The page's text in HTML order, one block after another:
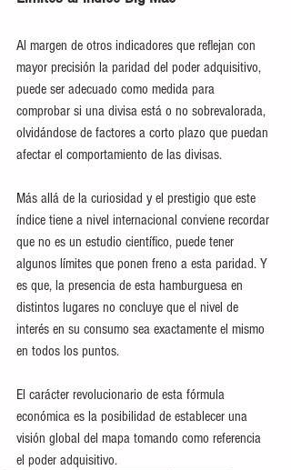
Al margen de otros indicadores que reflejan con
mayor precisión la paridad del poder adquisitivo,
puede ser adecuado como medida para
comprobar si una divisa está o no sobrevalorada,
olvidándose de factores a corto plazo que puedan
afectar el comportamiento de las divisas.
Más allá de la curiosidad y el prestigio que este
índice tiene a nivel internacional conviene recordar
que no es un estudio científico, puede tener
algunos límites que ponen freno a esta paridad. Y
es que, la presencia de esta hamburguesa en
distintos lugares no concluye que el nivel de
interés en su consumo sea exactamente el mismo
en todos los puntos.
El carácter revolucionario de esta fórmula
económica es la posibilidad de establecer una
visión global del mapa tomando como referencia
el poder adquisitivo.